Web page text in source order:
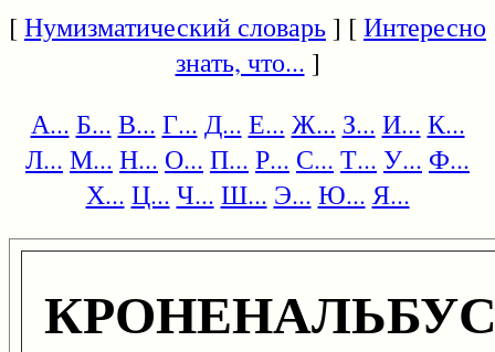
[Нумизматический словарь] [Интересно
знать, что... ]
А... Б... В... Г... Д... Е... Ж... З... И... К...
Л... М... Н... О... П... Р... С... Т... У... Ф...
Х... Ц... Ч... Ш... Э... Ю... Я...